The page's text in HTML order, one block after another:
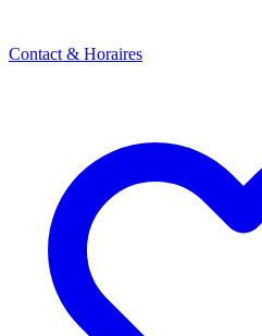
Contact & Horaires